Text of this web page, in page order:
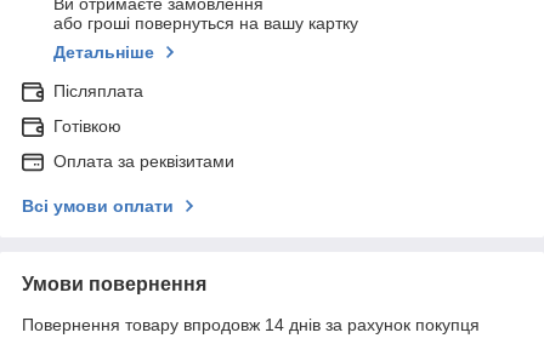
Ви отримаєте замовлення
або гроші повернуться на вашу картку
Детальніше
Післяплата
Готівкою
Оплата за реквізитами
Всі умови оплати
Умови повернення
Повернення товару впродовж 14 днів за рахунок покупця